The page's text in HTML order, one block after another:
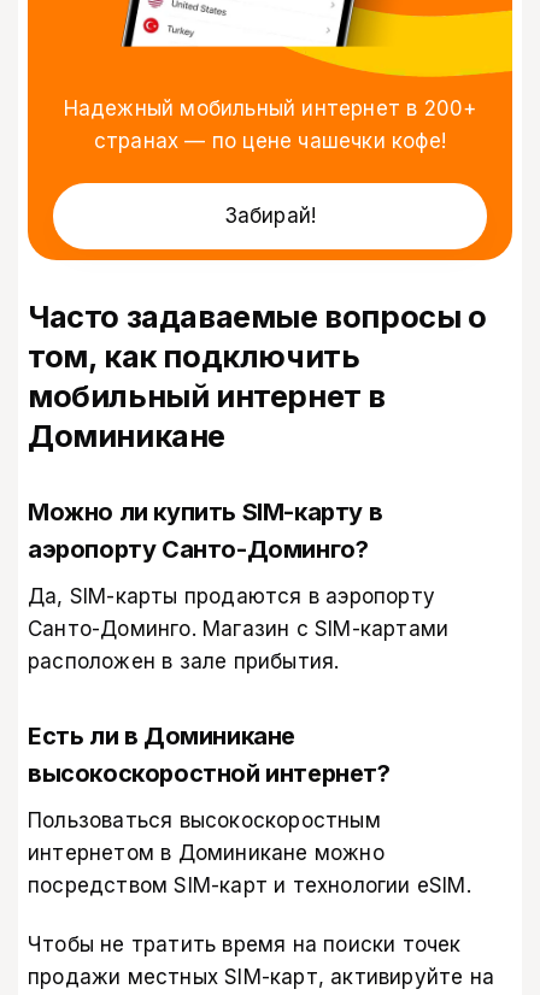
Надежный мобильный интернет в 200+
странах — по цене чашечки кофе!
Забирай!
Часто задаваемые вопросы о
том, как подключить
мобильный интернет в
Доминикане ​
Можно ли купить SIM-карту в
аэропорту Санто-Доминго?
Да, SIM-карты продаются в аэропорту
Санто-Доминго. Магазин с SIM-картами
расположен в зале прибытия.
Есть ли в Доминикане
высокоскоростной интернет?​
Пользоваться высокоскоростным
интернетом в Доминикане можно
посредством SIM-карт и технологии eSIM.
Чтобы не тратить время на поиски точек
продажи местных SIM-карт, активируйте на